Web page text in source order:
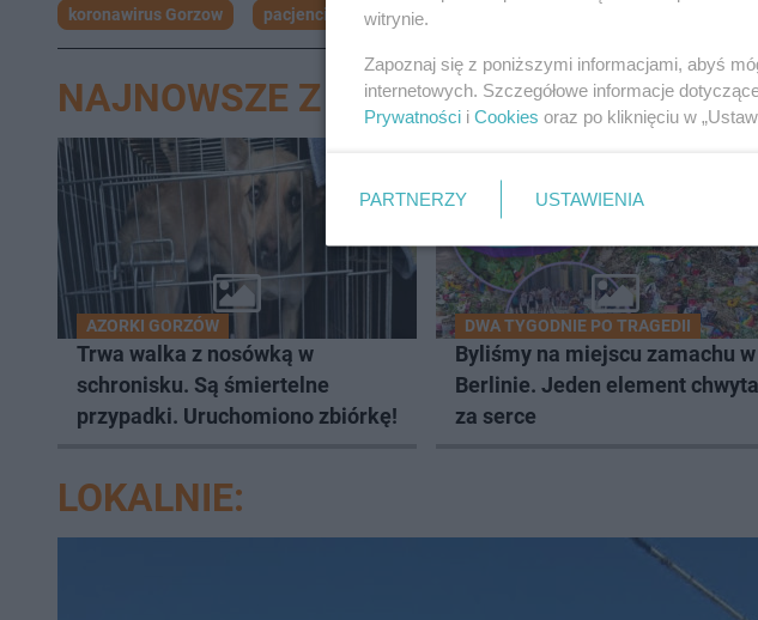
koronawirus Gorzow pacjenci Gorzów
NAJNOWSZE Z DZIAŁU GORZÓW
AZORKI GORZÓW
Trwa walka z nosówką w
schronisku. Są śmiertelne
przypadki. Uruchomiono zbiórkę!
DWA TYGODNIE PO TRAGEDII
Byliśmy na miejscu zamachu w
Berlinie. Jeden element chwyta
za serce
LOKALNIE:
witrynie.
Zapoznaj się z poniższymi informacjami, abyś
internetowych. Szczegółowe informacje
Prywatności i Cookies oraz po kliknięciu w
PARTNERZY USTAWIENIA